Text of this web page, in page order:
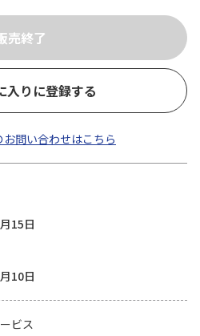
入りに登録する
問い合わせはこちら
15日
10日
ビス